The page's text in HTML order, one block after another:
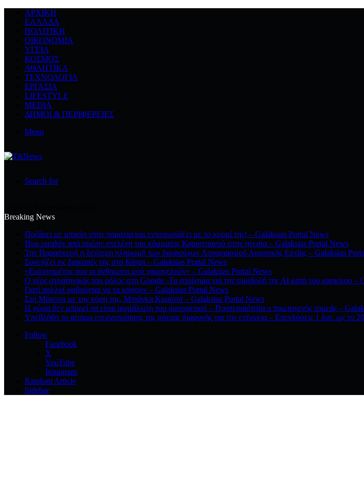
ΑΡΧΙΚΉ
ΕΛΛΆΔΑ
ΠΟΛΙΤΙΚΉ
ΟΙΚΟΝΟΜΊΑ
ΥΓΕΊΑ
ΚΌΣΜΟΣ
ΑΘΛΗΤΙΚΆ
ΤΕΧΝΟΛΟΓΙΆ
ΕΡΓΑΣΊΑ
LIFESTYLE
MEDIA
ΔΉΜΟΙ & ΠΕΡΙΦΈΡΕΙΕΣ
Menu
Search for
Breaking News
Ποζάρει με μπικίνι στην παραλία και εντυπωσιάζει με το κορμί της! – Galaksias Portal News
Πυρ ομαδόν από πρώην στελέχη του κόμματος Καρυστιανού στην ηγεσία – Galaksias Portal News
Την Παρασκευή η δεύτερη πληρωμή των δικαιούχων Λογαριασμού Αγροτικής Εστίας – Galaksias
Συνεχίζει τις διακοπές της στο Κάπρι – Galaksias Portal News
«Ευλογημένος που οι άνθρωποι μού χαμογελούν» – Galaksias Portal News
O νέος στρατηγικός του ρόλος στη Google -Το στοίχημα για την συμβολή της ΑΙ κατά του καρκίνου
Γιατί πολλοί φοβούνται να τα κόψουν – Galaksias Portal News
Στη Μύκονο με την κόρη της, Μπιάνκα Κρασσά – Galaksias Portal News
Η χώρα δεν μπορεί να είναι αιχμάλωτη του ρουσφετιού – Προτεραιότητα ο πρωτογενής τομεάς –
Υπεβλήθη το αίτημα ενεργοποίησης της ρήτρας διαφυγής για την ενέργεια – Επενδύσεις 1 δισ. ως το
Follow
Facebook
X
YouTube
Instagram
Random Article
Sidebar